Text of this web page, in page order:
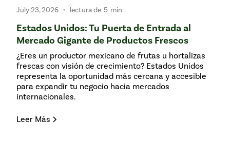
July 23, 2026 • lectura de 5 min
Estados Unidos: Tu Puerta de Entrada al
Mercado Gigante de Productos Frescos
¿Eres un productor mexicano de frutas u hortalizas
frescas con visión de crecimiento? Estados Unidos
representa la oportunidad más cercana y accesible
para expandir tu negocio hacia mercados
internacionales.
Leer Más